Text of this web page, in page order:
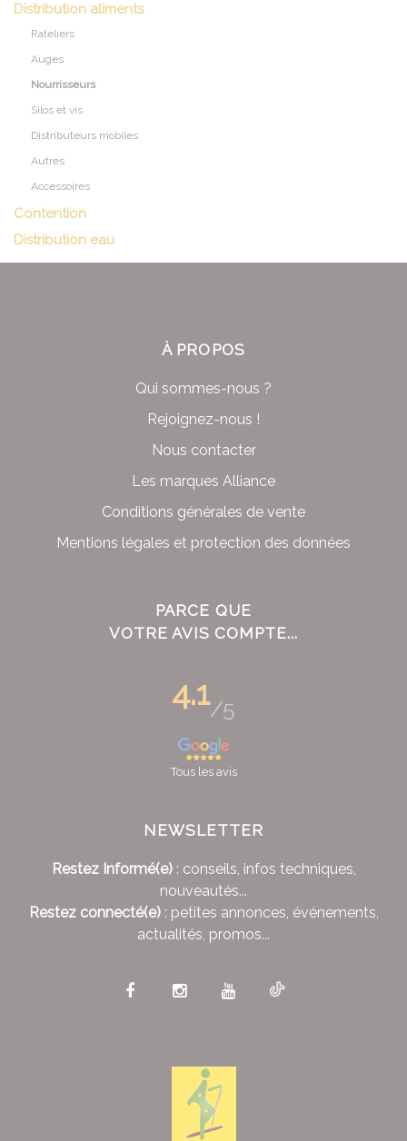
Distribution aliments
Rateliers
Auges
Nourrisseurs
Silos et vis
Distributeurs mobiles
Autres
Accessoires
Contention
Distribution eau
À PROPOS
Qui sommes-nous ?
Rejoignez-nous !
Nous contacter
Les marques Alliance
Conditions générales de vente
Mentions légales et protection des données
PARCE QUE
VOTRE AVIS COMPTE...
4.1/5
Tous les avis
NEWSLETTER
Restez Informé(e): conseils, infos techniques,
nouveautés...
Restez connecté(e): petites annonces, événements,
actualités, promos...